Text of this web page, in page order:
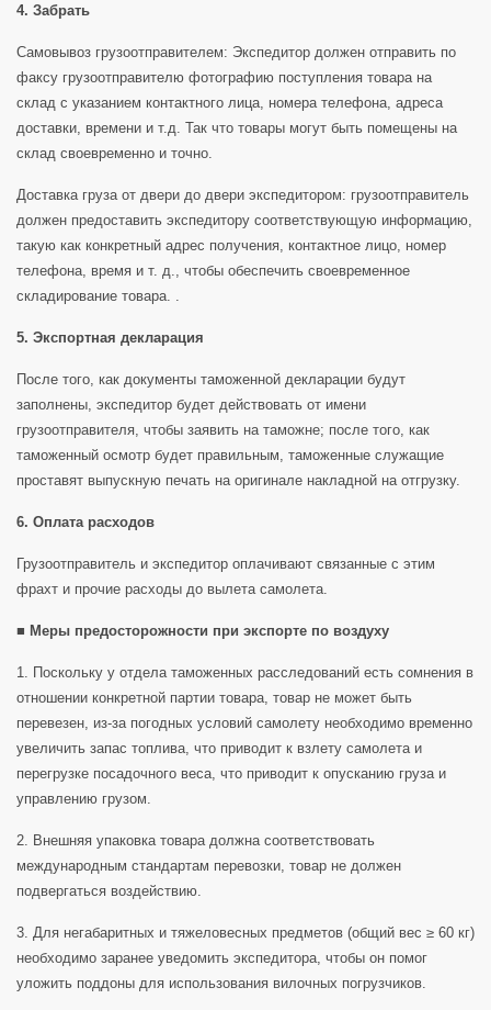
4. Забрать
Самовывоз грузоотправителем: Экспедитор должен отправить по
факсу грузоотправителю фотографию поступления товара на
склад с указанием контактного лица, номера телефона, адреса
доставки, времени и т.д. Так что товары могут быть помещены на
склад своевременно и точно.
Доставка груза от двери до двери экспедитором: грузоотправитель
должен предоставить экспедитору соответствующую информацию,
такую как конкретный адрес получения, контактное лицо, номер
телефона, время и т. д., чтобы обеспечить своевременное
складирование товара. .
5. Экспортная декларация
После того, как документы таможенной декларации будут
заполнены, экспедитор будет действовать от имени
грузоотправителя, чтобы заявить на таможне; после того, как
таможенный осмотр будет правильным, таможенные служащие
проставят выпускную печать на оригинале накладной на отгрузку.
6. Оплата расходов
Грузоотправитель и экспедитор оплачивают связанные с этим
фрахт и прочие расходы до вылета самолета.
■ Меры предосторожности при экспорте по воздуху
1. Поскольку у отдела таможенных расследований есть сомнения в
отношении конкретной партии товара, товар не может быть
перевезен, из-за погодных условий самолету необходимо временно
увеличить запас топлива, что приводит к взлету самолета и
перегрузке посадочного веса, что приводит к опусканию груза и
управлению грузом.
2. Внешняя упаковка товара должна соответствовать
международным стандартам перевозки, товар не должен
подвергаться воздействию.
3. Для негабаритных и тяжеловесных предметов (общий вес ≥ 60 кг)
необходимо заранее уведомить экспедитора, чтобы он помог
уложить поддоны для использования вилочных погрузчиков.